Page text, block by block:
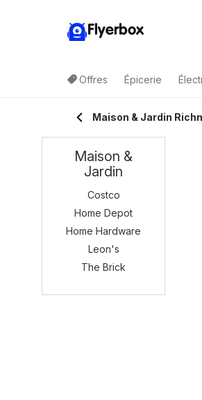
Flyerbox
Offres Épicerie
Maison & Jardin
Maison &
Jardin
Costco
Home Depot
Home Hardware
Leon's
The Brick